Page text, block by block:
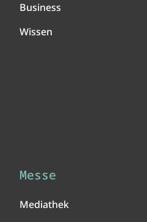
Business
Wissen
Messe
Mediathek